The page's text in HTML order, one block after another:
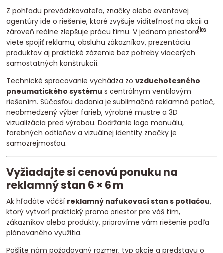
/ks
Z pohľadu prevádzkovateľa, značky alebo eventovej
agentúry ide o riešenie, ktoré zvyšuje viditeľnosť na akcii a
zároveň reálne zlepšuje prácu tímu. V jednom priestore
viete spojiť reklamu, obsluhu zákazníkov, prezentáciu
produktov aj praktické zázemie bez potreby viacerých
samostatných konštrukcií.
Technické spracovanie vychádza zovzduchotesného
pneumatického systému s centrálnym ventilovým
riešením. Súčasťou dodania je sublimačná reklamná potlač,
neobmedzený výber farieb, výrobné mustre a 3D
vizualizácia pred výrobou. Dodržanie logo manuálu,
farebných odtieňov a vizuálnej identity značky je
samozrejmosťou.
Vyžiadajte si cenovú ponuku na
reklamný stan 6 × 6 m
Ak hľadáte väčší reklamný nafukovací stan s potlačou,
ktorý vytvorí praktický promo priestor pre váš tím,
zákazníkov alebo produkty, pripravíme vám riešenie podľa
plánovaného využitia.
Pošlite nám požadovaný rozmer, typ akcie a predstavu o